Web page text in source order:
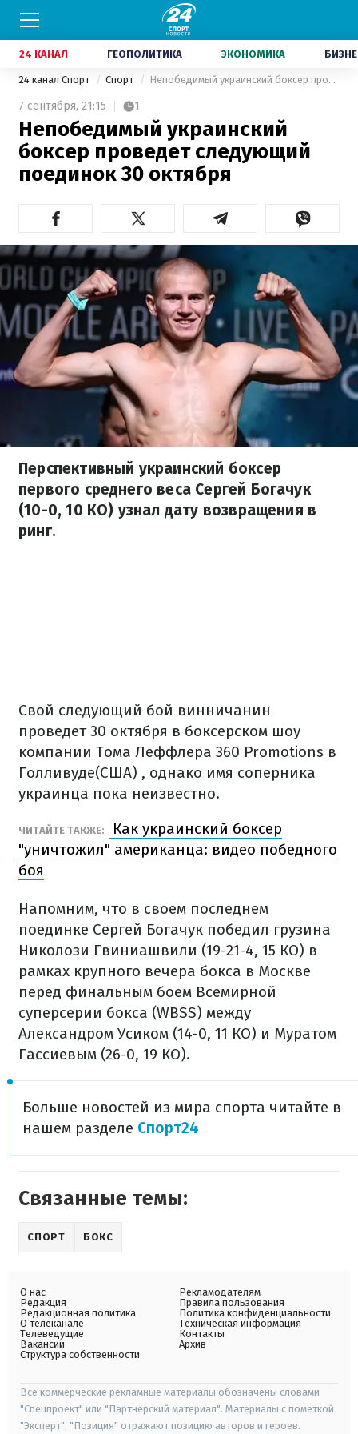
24 КАНАЛ ГЕОПОЛИТИКА ЭКОНОМИКА
24 канал Спорт Спорт Непобедимый украинский боксер проведет следующий поединок 30 октября
7 сентября, 21:15 1
Непобедимый украинский
боксер проведет следующий
поединок 30 октября
Перспективный украинский боксер
первого среднего веса Сергей Богачук
(10-0, 10 КО) узнал дату возвращения в
ринг.
Свой следующий бой винничанин
проведет 30 октября в боксерском шоу
компании Тома Леффлера 360 Promotions в
Голливуде(США) , однако имя соперника
украинца пока неизвестно.
ЧИТАЙТЕ ТАКЖЕ:
Как украинский боксер
"уничтожил" американца: видео победного
боя
Напомним, что в своем последнем
поединке Сергей Богачук победил грузина
Николози Гвиниашвили (19-21-4, 15 КО) в
рамках крупного вечера бокса в Москве
перед финальным боем Всемирной
суперсерии бокса (WBSS) между
Александром Усиком (14-0, 11 КО) и Муратом
Гассиевым (26-0, 19 КО).
Больше новостей из мира спорта читайте в
нашем разделе Спорт24
Связанные темы:
СПОРТ БОКС
О нас
Редакция
Редакционная политика
О телеканале
Телеведущие
Вакансии
Структура собственности
Рекламодателям
Правила пользования
Политика конфиденциальности
Техническая информация
Контакты
Архив
Все коммерческие рекламные материалы обозначены словами
"Спецпроект" или "Партнерский материал". Материалы с пометкой
"Эксперт", "Позиция" отражают позицию авторов и героев.